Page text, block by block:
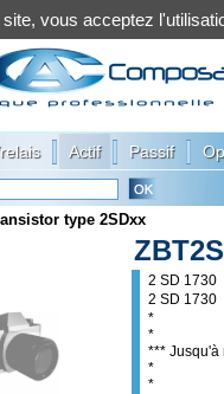
Actif Passif
type 2SDxx
2 SD 1730
2 SD 1730
*
*
*** Jusqu'à
*
*
site, vous acceptez